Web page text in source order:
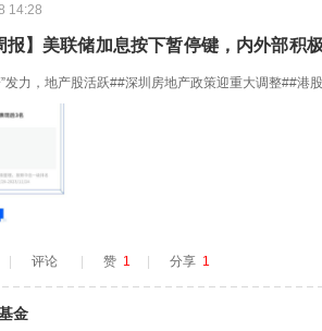
14:28
报】美联储加息按下暂停键，内外部积
发力，地产股活跃##深圳房地产政策迎重大调整##港
评论 赞 1 分享 1
金